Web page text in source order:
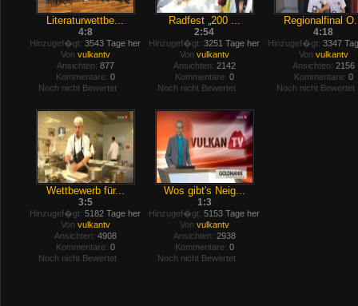
Literaturwettbe...
4:8
Hinzugef�gt: 3543 Tage her
Von vulkantv
Ansichten: 877
Kommentare: 0
Noch nicht Bewertet
Radfest „200 ...
2:54
Hinzugef�gt: 3251 Tage her
Von vulkantv
Ansichten: 2142
Kommentare: 0
Noch nicht Bewertet
Regionalfinal
4:18
Hinzugef�gt: 3347
Von vulkantv
Ansichten: 2156
Kommentare: 0
Noch nicht Bewertet
Wettbewerb für...
3:5
Hinzugef�gt: 5182 Tage her
Von vulkantv
Ansichten: 4908
Kommentare: 0
Noch nicht Bewertet
Wos gibt's Neig...
1:3
Hinzugef�gt: 5153 Tage her
Von vulkantv
Ansichten: 2938
Kommentare: 0
Noch nicht Bewertet